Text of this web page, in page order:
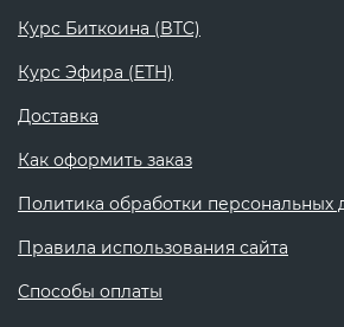
Курс Биткоина (BTC)
Курс Эфира (ETH)
Доставка
Как оформить заказ
Политика обработки персональных
Правила использования сайта
Способы оплаты